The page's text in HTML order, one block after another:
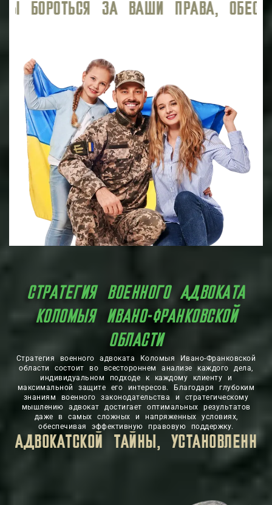
ВЫСОКИЙ УРОВЕНЬ
СТРАТЕГИЯ ВОЕННОГО АДВОКАТА
КОЛОМЫЯ ИВАНО-ФРАНКОВСКОЙ
ОБЛАСТИ
Стратегия военного адвоката Коломыя Ивано-Франковской
области состоит во всестороннем анализе каждого дела,
индивидуальном подходе к каждому клиенту и
максимальной защите его интересов. Благодаря глубоким
знаниям военного законодательства и стратегическому
мышлению адвокат достигает оптимальных результатов
даже в самых сложных и напряженных условиях,
обеспечивая эффективную правовую поддержку.
ЛИЧНАЯ ИНФОРМАЦИЯ, КОТОРУЮ ВЫ